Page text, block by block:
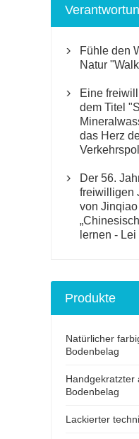

Fühle den
Natur

Eine
dem Titel
das Herz

Der 56.
freiwilligen
von Jinqiao
lernen - Lei
Produkte
Natürlicher
Bodenbelag
Handgekratzter
Bodenbelag
Lackierter